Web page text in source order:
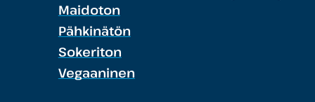
Maidoton
Pähkinätön
Sokeriton
Vegaaninen